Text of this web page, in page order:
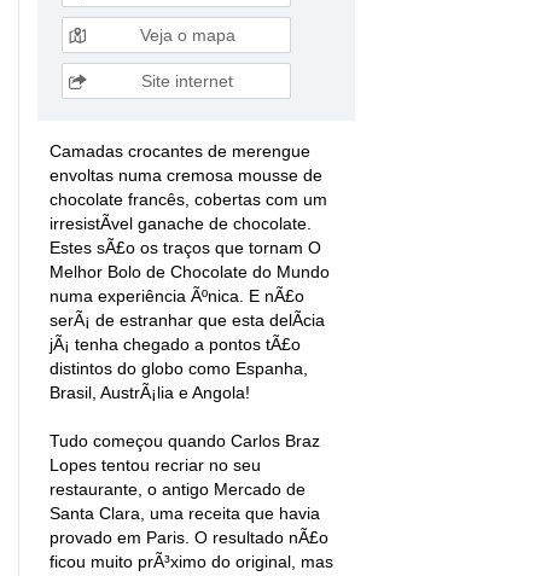
Veja o mapa
Site internet
Camadas crocantes de merengue
envoltas numa cremosa mousse de
chocolate francês, cobertas com um
irresistÃ­vel ganache de chocolate.
Estes sÃ£o os traços que tornam O
Melhor Bolo de Chocolate do Mundo
numa experiência Ãºnica. E nÃ£o
serÃ¡ de estranhar que esta delÃ­cia
jÃ¡ tenha chegado a pontos tÃ£o
distintos do globo como Espanha,
Brasil, AustrÃ¡lia e Angola!
Tudo começou quando Carlos Braz
Lopes tentou recriar no seu
restaurante, o antigo Mercado de
Santa Clara, uma receita que havia
provado em Paris. O resultado nÃ£o
ficou muito prÃ³ximo do original, mas